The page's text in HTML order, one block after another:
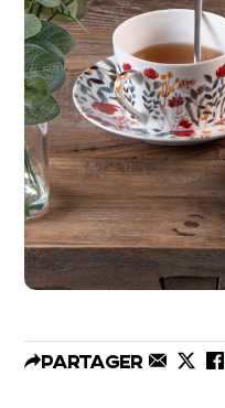
Partager